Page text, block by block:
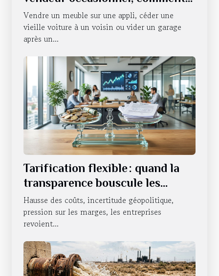
s’en défaire ?
Vendre un meuble sur une appli, céder une
vieille voiture à un voisin ou vider un garage
après un...
Tarification flexible : quand la
transparence bouscule les
habitudes des entreprises
Hausse des coûts, incertitude géopolitique,
pression sur les marges, les entreprises
revoient...